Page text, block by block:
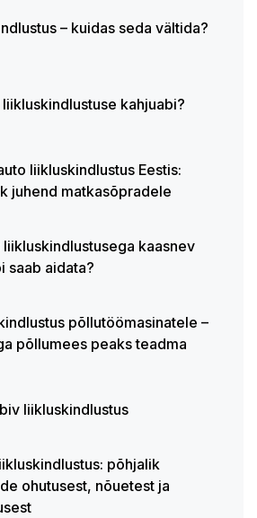
– kuidas seda vältida?
liikluskindlustuse kahjuabi?
liikluskindlustus Eestis:
juhend matkasõpradele
liikluskindlustusega kaasnev
saab aidata?
põllutöömasinatele –
põllumees peaks teadma
liikluskindlustus
põhjalik
ohutusest, nõuetest ja